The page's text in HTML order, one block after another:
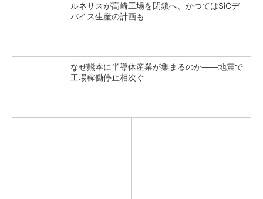
ルネサスが高崎工場を閉鎖へ、かつてはSiCデ
バイス生産の計画も
なぜ熊本に半導体産業が集まるのか――地震で
工場稼働停止相次ぐ